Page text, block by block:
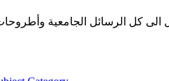
الدكتوراه المجازة في جامعة الجزائر